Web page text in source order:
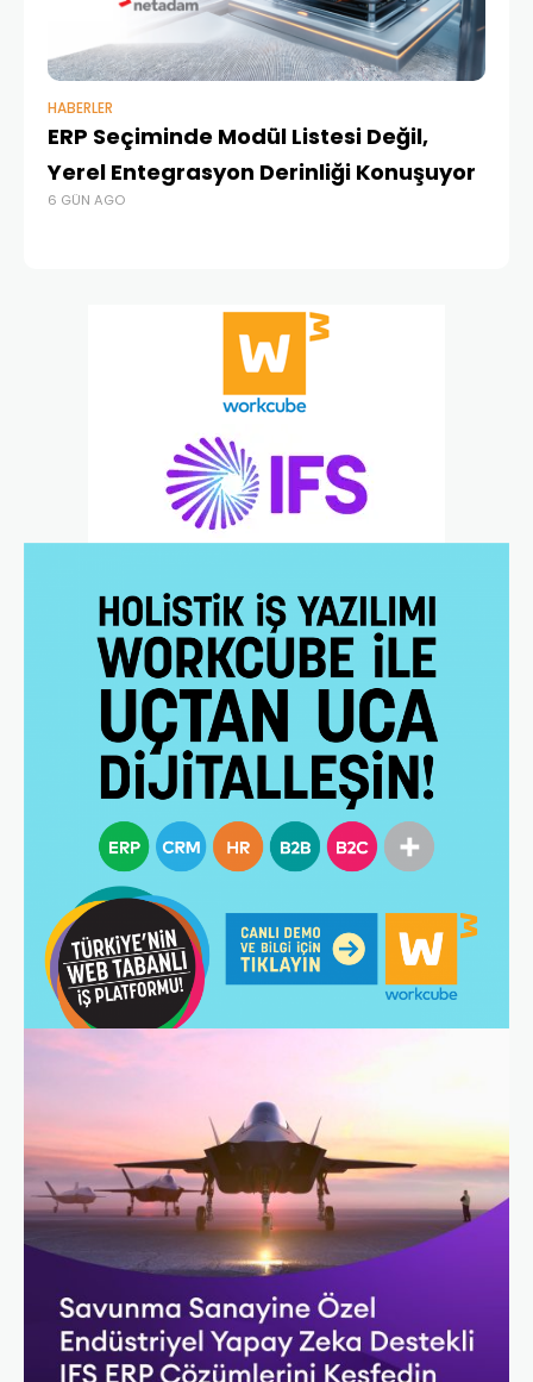
HABERLER
ERP Seçiminde Modül Listesi Değil,
Yerel Entegrasyon Derinliği Konuşuyor
6 GÜN AGO